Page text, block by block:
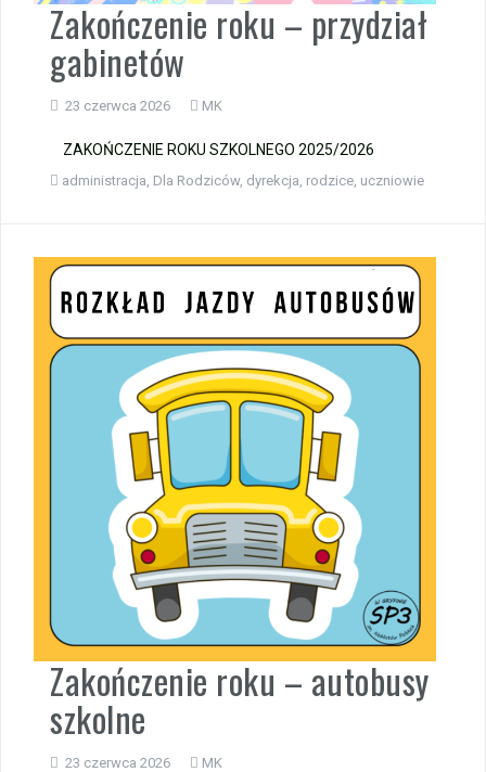
Zakończenie roku – przydział
gabinetów
23 czerwca 2026 MK
ZAKOŃCZENIE ROKU SZKOLNEGO 2025/2026
administracja Dla Rodziców, dyrekcja rodzice uczniowie
Zakończenie roku – autobusy
szkolne
23 czerwca 2026 MK